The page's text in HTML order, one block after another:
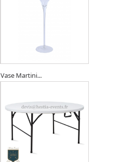
Vase Martini...